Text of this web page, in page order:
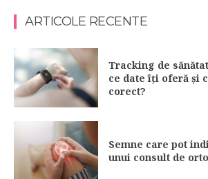
ARTICOLE RECENTE
Tracking de
ce date îți oferă și
corect?
Semne care pot
unui consult de